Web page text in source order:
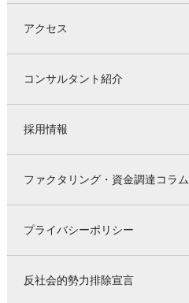
アクセス
コンサルタント紹介
採用情報
ファクタリング・資金調達コラム
プライバシーポリシー
反社会的勢力排除宣言